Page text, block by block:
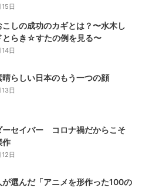
日
こしの成功のカギとは？〜水木し
とらき☆すたの例を見る〜
日
晴らしい日本のもう一つの顔
日
ーセイバー コロナ禍だからこそ
作
日
が選んだ「アニメを形作った100の